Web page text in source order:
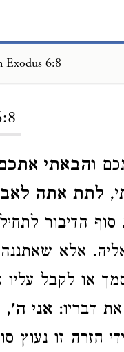
Exodus 6:8
והבאתי
לתת אתה
הדיבור
אלא שאתננה
או לקבל עליו
דבריו: אני ה',
חזרה זו נעוץ